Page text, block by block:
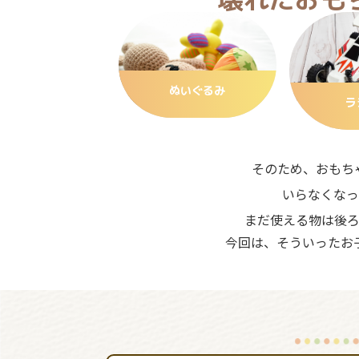
ぬいぐるみ
そのため、おも
いらなくな
まだ使える物は後
今回は、そういった